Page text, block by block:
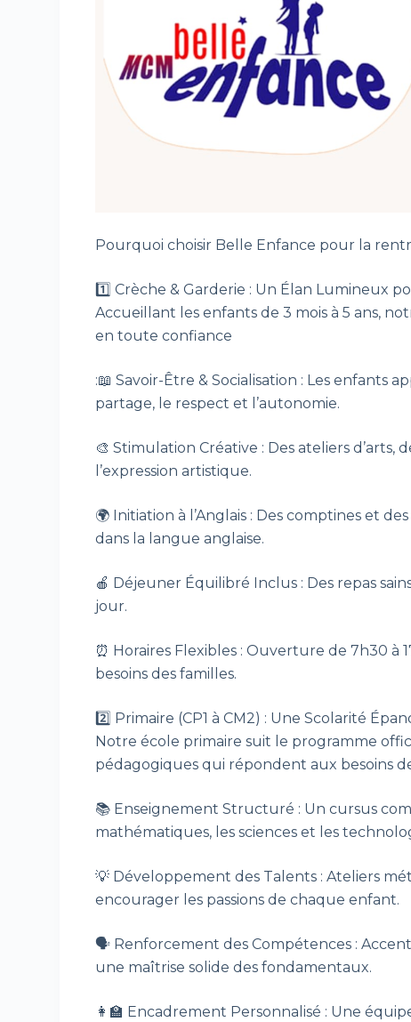
Pourquoi choisir Belle Enfance pour la
1️⃣ Crèche & Garderie : Un Élan Lumineux
Accueillant les enfants de 3 mois à 5 ans,
en toute confiance
:📖 Savoir-Être & Socialisation : Les enfants
partage, le respect et l’autonomie.
🎨 Stimulation Créative : Des ateliers
l’expression artistique.
🌍 Initiation à l’Anglais : Des comptines et
dans la langue anglaise.
🍎 Déjeuner Équilibré Inclus : Des repas
jour.
⏰ Horaires Flexibles : Ouverture de 7h30 à
besoins des familles.
2️⃣ Primaire (CP1 à CM2) : Une Scolarité
Notre école primaire suit le programme
pédagogiques qui répondent aux besoins
📚 Enseignement Structuré : Un cursus
mathématiques, les sciences et les
💡 Développement des Talents : Ateliers
encourager les passions de chaque enfant.
🗣️ Renforcement des Compétences :
une maîtrise solide des fondamentaux.
👩🏫 Encadrement Personnalisé : Une